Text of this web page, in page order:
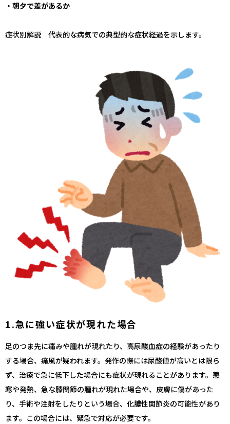
・朝夕で差があるか
症状別解説 代表的な病気での典型的な症状経過を示します。
1.急に強い症状が現れた場合
足のつま先に痛みや腫れが現れたり、高尿酸血症の経験があったり
する場合、痛風が疑われます。発作の際には尿酸値が高いとは限ら
ず、治療で急に低下した場合にも症状が現れることがあります。悪
寒や発熱、急な膝関節の腫れが現れた場合や、皮膚に傷があった
り、手術や注射をしたりという場合、化膿性関節炎の可能性があり
ます。この場合には、緊急で対応が必要です。